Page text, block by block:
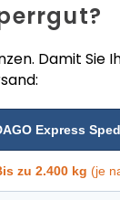
Damit
Express
zu 2.400 kg (je